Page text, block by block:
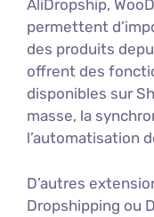
AliDropship,
permettent
des produits
offrent des
disponibles sur
masse, la
l’automatisation
D’autres
Dropshipping ou